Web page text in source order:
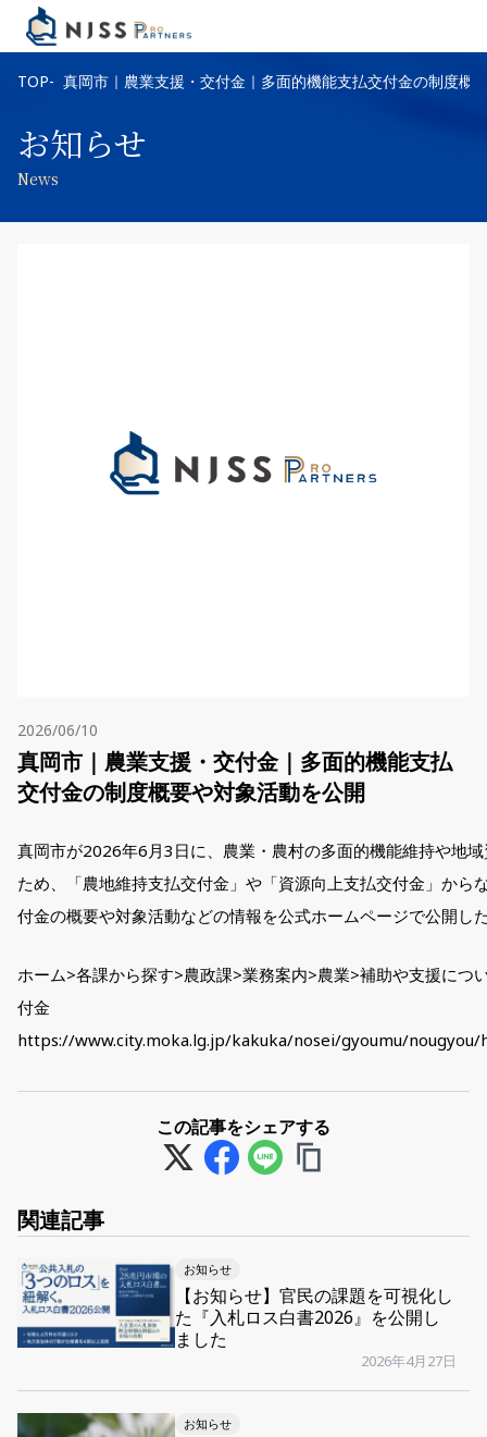
TOP 真岡市｜農業支援・交付金｜多面的機能支払交付金の制度概
お知らせ
News
2026/06/10
真岡市｜農業支援・交付金｜多面的機能支払
交付金の制度概要や対象活動を公開
真岡市が2026年6月3日に、農業・農村の多面的機能維持や地
ため、「農地維持支払交付金」や「資源向上支払交付金」から
付金の概要や対象活動などの情報を公式ホームページで公開し
ホーム>各課から探す>農政課>業務案内>農業>補助や支援につ
付金
https://www.city.moka.lg.jp/kakuka/nosei/gyoumu/
この記事をシェアする
関連記事
お知らせ
【お知らせ】官民の課題を可視化し
た『入札ロス白書2026』を公開し
ました
2026年4月27日
お知らせ